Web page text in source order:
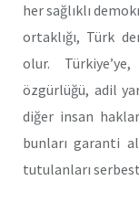
her sağlıklı
ortaklığı, Türk
olur.
özgürlüğü, adil
diğer insan
bunları garanti
tutulanları serbest